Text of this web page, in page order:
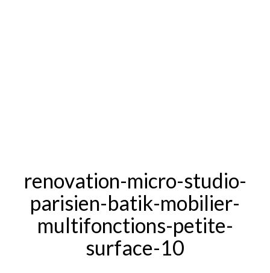
renovation-micro-studio-
parisien-batik-mobilier-
multifonctions-petite-
surface-10